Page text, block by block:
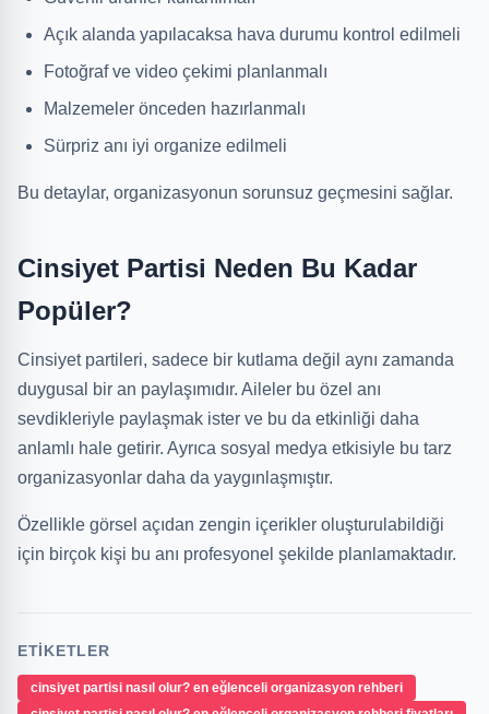
Açık alanda yapılacaksa hava durumu kontrol edilmeli
Fotoğraf ve video çekimi planlanmalı
Malzemeler önceden hazırlanmalı
Sürpriz anı iyi organize edilmeli
Bu detaylar, organizasyonun sorunsuz geçmesini sağlar.
Cinsiyet Partisi Neden Bu Kadar
Popüler?
Cinsiyet partileri, sadece bir kutlama değil aynı zamanda
duygusal bir an paylaşımıdır. Aileler bu özel anı
sevdikleriyle paylaşmak ister ve bu da etkinliği daha
anlamlı hale getirir. Ayrıca sosyal medya etkisiyle bu tarz
organizasyonlar daha da yaygınlaşmıştır.
Özellikle görsel açıdan zengin içerikler oluşturulabildiği
için birçok kişi bu anı profesyonel şekilde planlamaktadır.
ETIKETLER
cinsiyet partisi nasıl olur? en eğlenceli organizasyon rehberi